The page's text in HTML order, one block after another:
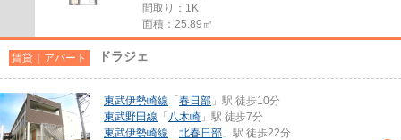
間取り：1K
面積：25.89㎡
賃貸｜アパート ドラジェ
東武伊勢崎線 「 春日部 」駅 徒歩10分
東武野田線 「 八木崎 」駅 徒歩7分
東武伊勢崎線 「 北春日部 」駅 徒歩22分